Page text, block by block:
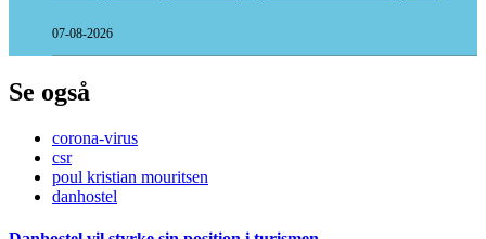
07-08-2026
Se også
corona-virus
csr
poul kristian mouritsen
danhostel